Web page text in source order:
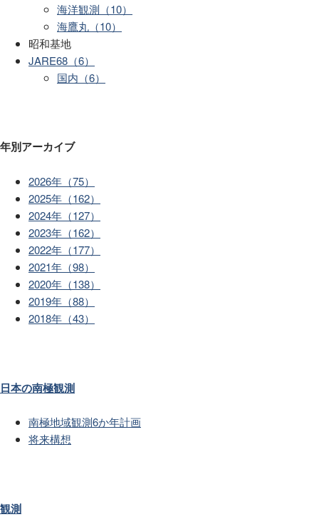
海洋観測（10）
海鷹丸（10）
昭和基地
JARE68（6）
国内（6）
年別アーカイブ
2026年（75）
2025年（162）
2024年（127）
2023年（162）
2022年（177）
2021年（98）
2020年（138）
2019年（88）
2018年（43）
日本の南極観測
南極地域観測6か年計画
将来構想
観測